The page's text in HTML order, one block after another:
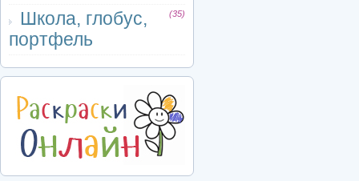
Школа, глобус,
портфель
(35)